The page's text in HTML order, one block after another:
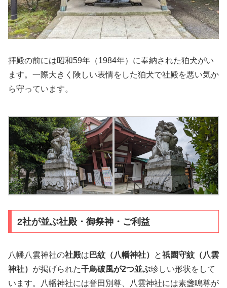
拝殿の前には昭和59年（1984年）に奉納された狛犬がい
ます。一際大きく険しい表情をした狛犬で社殿を悪い気か
ら守っています。
2社が並ぶ社殿・御祭神・ご利益
八幡八雲神社の社殿は 巴紋（八幡神社） と祇園守紋（八雲
神社） が掲げられた千鳥破風が2つ並ぶ珍しい形状をして
います。八幡神社には誉田別尊、八雲神社には素盞嗚尊が